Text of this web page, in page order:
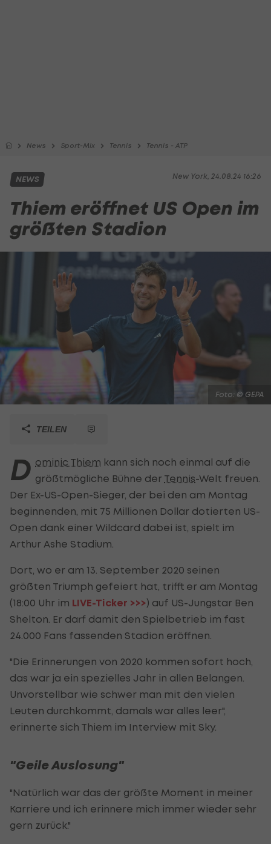
News Sport-Mix Tennis Tennis - ATP
New York, 24.08.24 16:26
NEWS
Thiem eröffnet US Open im
größten Stadion
Foto: © GEPA
TEILEN
D ominic Thiem kann sich noch einmal auf die
größtmögliche Bühne der Tennis-Welt freuen.
Der Ex-US-Open-Sieger, der bei den am Montag
beginnenden, mit 75 Millionen Dollar dotierten US-
Open dank einer Wildcard dabei ist, spielt im
Arthur Ashe Stadium.
Dort, wo er am 13. September 2020 seinen
größten Triumph gefeiert hat, trifft er am Montag
(18:00 Uhr im LIVE-Ticker >>>) auf US-Jungstar Ben
Shelton. Er darf damit den Spielbetrieb im fast
24.000 Fans fassenden Stadion eröffnen.
"Die Erinnerungen von 2020 kommen sofort hoch,
das war ja ein spezielles Jahr in allen Belangen.
Unvorstellbar wie schwer man mit den vielen
Leuten durchkommt, damals war alles leer",
erinnerte sich Thiem im Interview mit Sky.
"Geile Auslosung"
"Natürlich war das der größte Moment in meiner
Karriere und ich erinnere mich immer wieder sehr
gern zurück."